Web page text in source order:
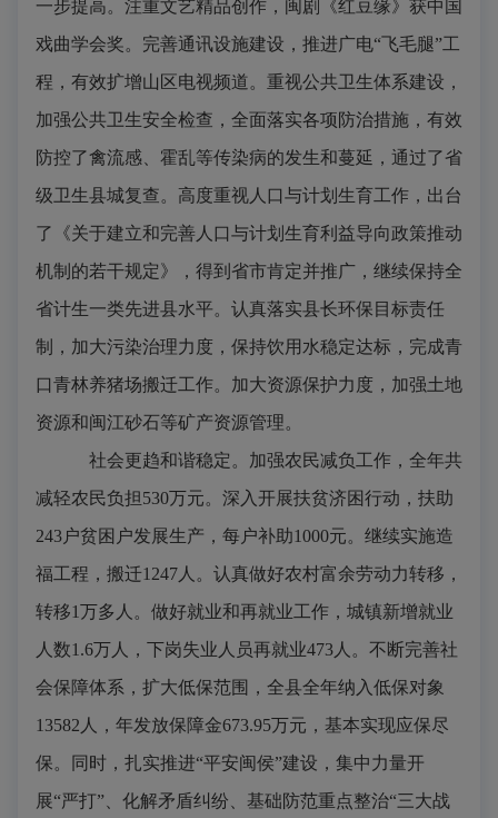
一步提高。注重文艺精品创作，闽剧《红豆缘》获中国
戏曲学会奖。完善通讯设施建设，推进广电“飞毛腿”工
程，有效扩增山区电视频道。重视公共卫生体系建设，
加强公共卫生安全检查，全面落实各项防治措施，有效
防控了禽流感、霍乱等传染病的发生和蔓延，通过了省
级卫生县城复查。高度重视人口与计划生育工作，出台
了《关于建立和完善人口与计划生育利益导向政策推动
机制的若干规定》，得到省市肯定并推广，继续保持全
省计生一类先进县水平。认真落实县长环保目标责任
制，加大污染治理力度，保持饮用水稳定达标，完成青
口青林养猪场搬迁工作。加大资源保护力度，加强土地
资源和闽江砂石等矿产资源管理。
社会更趋和谐稳定。 加强农民减负工作，全年共
减轻农民负担530万元。深入开展扶贫济困行动，扶助
243户贫困户发展生产，每户补助1000元。继续实施造
福工程，搬迁1247 人。认真做好农村富余劳动力转移，
转移1万多人。做好就业和再就业工作，城镇新增就业
人数1.6万人，下岗失业人员再就业473 人。不断完善社
会保障体系，扩大低保范围，全县全年纳入低保对象
13582 人，年发放保障金673.95万元，基本实现应保尽
保。同时，扎实推进“平安闽侯”建设，集中力量开
展“严打”、化解矛盾纠纷、基础防范重点整治“三大战